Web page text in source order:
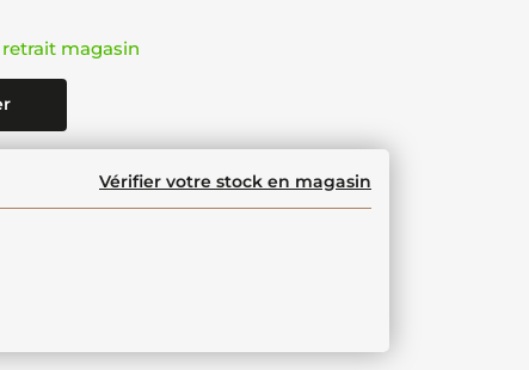
magasin
Vérifier votre stock en magasin